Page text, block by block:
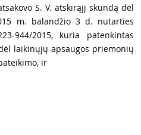
S. V. atskirąjį skundą dėl
m. balandžio 3 d. nutarties
944/2015, kuria patenkintas
laikinųjų apsaugos priemonių
ir